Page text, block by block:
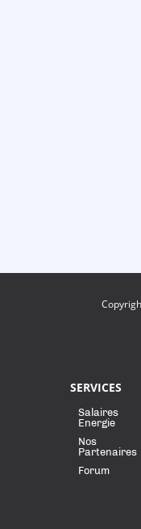
SERVICES
Salaires
Energie
Nos
Partenaires
Forum